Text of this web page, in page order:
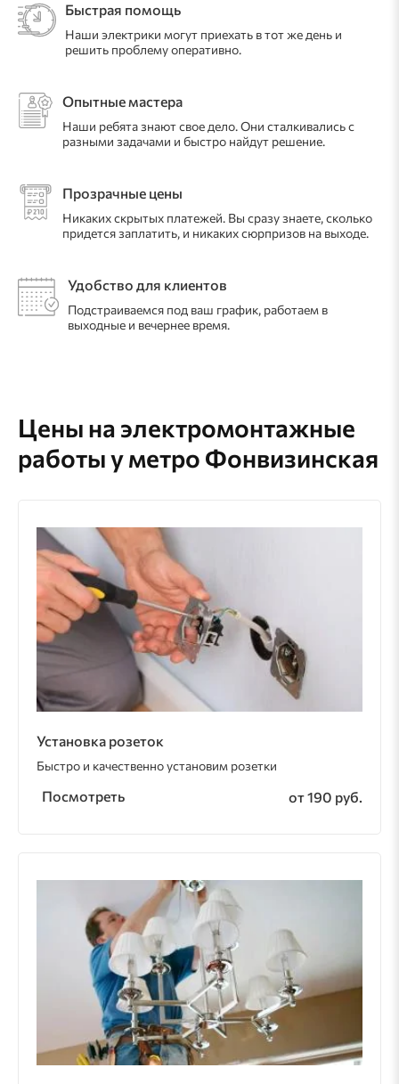
Быстрая помощь
Наши электрики могут приехать в тот же день и
решить проблему оперативно.
Опытные мастера
Наши ребята знают свое дело. Они сталкивались с
разными задачами и быстро найдут решение.
Прозрачные цены
Никаких скрытых платежей. Вы сразу знаете, сколько
придется заплатить, и никаких сюрпризов на выходе.
Удобство для клиентов
Подстраиваемся под ваш график, работаем в
выходные и вечернее время.
Цены на электромонтажные
работыу метро Фонвизинская
Установка розеток
Быстро и качественно установим розетки
Посмотреть от 190 руб.